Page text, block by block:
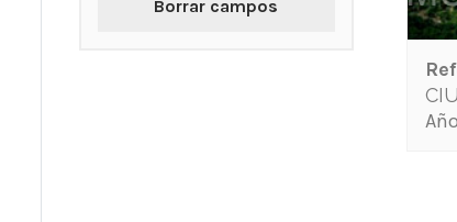
Borrar campos